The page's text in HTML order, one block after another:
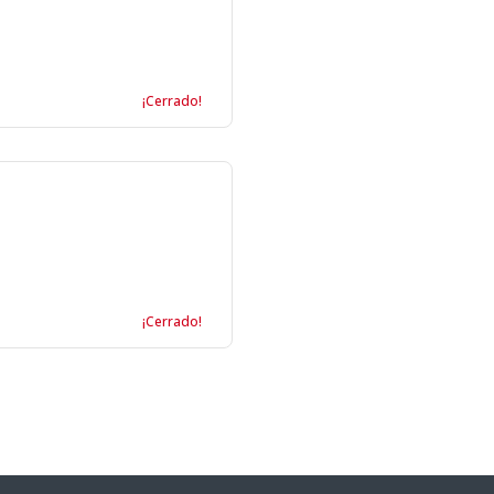
¡Cerrado!
¡Cerrado!